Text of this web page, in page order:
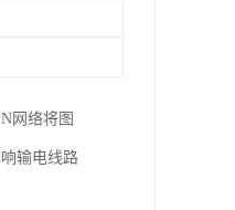
网络将图
输电线路